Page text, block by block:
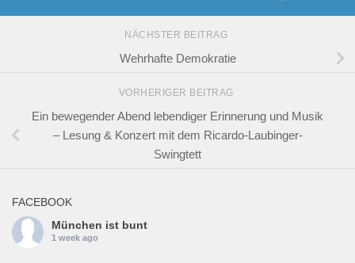
NÄCHSTER BEITRAG
Wehrhafte Demokratie
VORHERIGER BEITRAG
Ein bewegender Abend lebendiger Erinnerung und Musik
– Lesung & Konzert mit dem Ricardo-Laubinger-
Swingtett
FACEBOOK
München ist bunt
1 week ago